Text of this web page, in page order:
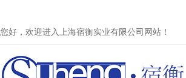
您好，欢迎进入上海宿衡实业有限公司网站！